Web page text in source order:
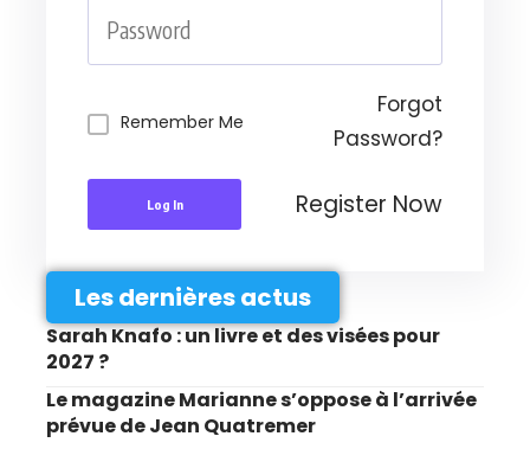
Remember Me
Forgot
Password?
Log In Register Now
Les dernières actus
Sarah Knafo : un livre et des visées pour
2027 ?
Le magazine Marianne s’oppose à l’arrivée
prévue de Jean Quatremer